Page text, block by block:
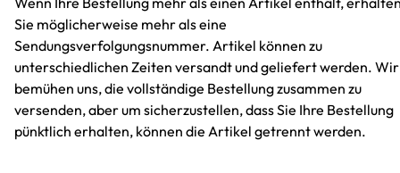
Sie möglicherweise mehr als eine
Sendungsverfolgungsnummer. Artikel können zu
unterschiedlichen Zeiten versandt und geliefert werden. Wir
bemühen uns, die vollständige Bestellung zusammen zu
versenden, aber um sicherzustellen, dass Sie Ihre Bestellung
pünktlich erhalten, können die Artikel getrennt werden.